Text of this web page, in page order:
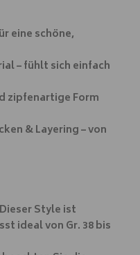
eine schöne,
– fühlt sich einfach
zipfenartige Form
& Layering – von
Style ist
ideal von Gr. 38 bis